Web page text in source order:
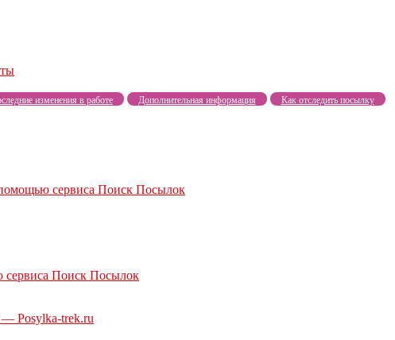
изменения в работе Дополнительная информация
Как отследить посылку
сервиса Поиск Посылок
Поиск Посылок
Posylka-trek.ru